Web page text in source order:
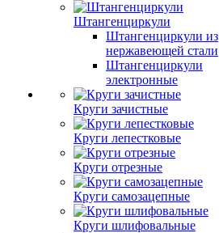
Штангенциркули
Штангенциркули из
нержавеющей стали
Штангенциркули
электронные
Круги зачистные
Круги лепестковые
Круги отрезные
Круги самозацепные
Круги шлифовальные